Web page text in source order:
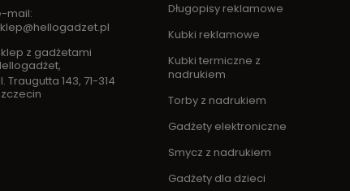
mail:
z gadżetami
,
Traugutta 143, 71-314
Długopisy reklamowe
Kubki reklamowe
Kubki termiczne z
nadrukiem
Torby z nadrukiem
Gadżety elektroniczne
Smycz z nadrukiem
Gadżety dla dzieci